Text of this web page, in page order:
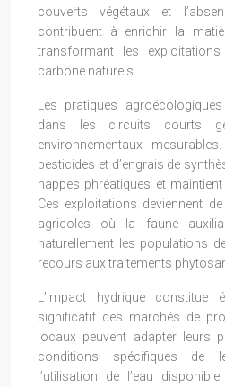
couverts végétaux et
contribuent à enrichir la
transformant les
carbone naturels.
Les pratiques
dans les circuits courts
environnementaux
pesticides et d’engrais de
nappes phréatiques et
Ces exploitations deviennent
agricoles où la faune
naturellement les populations
recours aux traitements
L’impact hydrique constitue
significatif des marchés de
locaux peuvent adapter leurs
conditions spécifiques de
l’utilisation de l’eau